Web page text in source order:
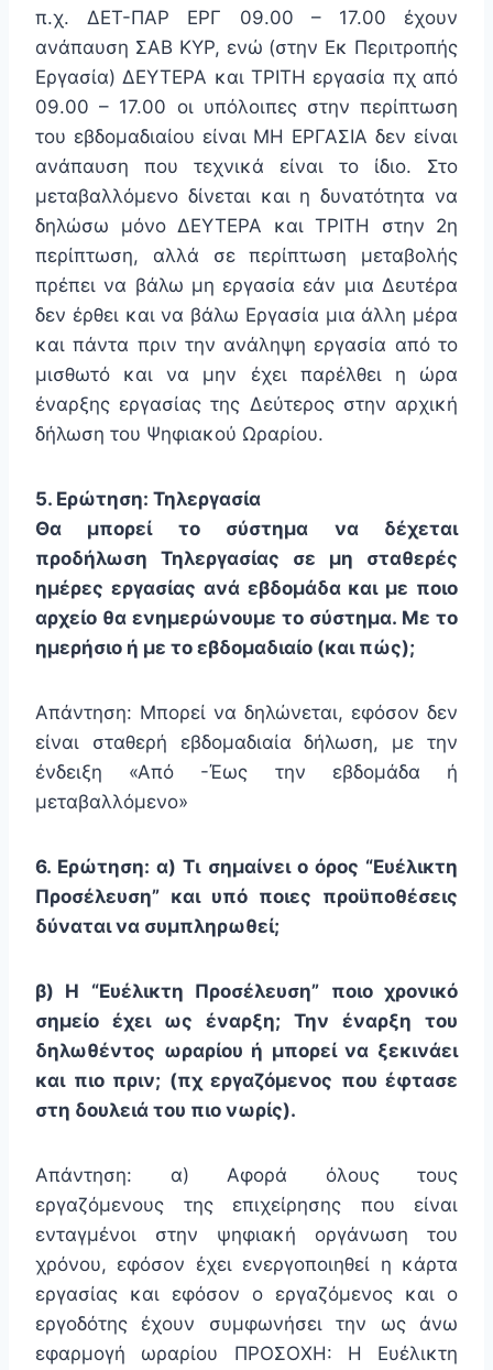
π.χ. ΔΕΤ-ΠΑΡ ΕΡΓ 09.00 – 17.00 έχουν
ανάπαυση ΣΑΒ ΚΥΡ, ενώ (στην Εκ Περιτροπής
Εργασία) ΔΕΥΤΕΡΑ και ΤΡΙΤΗ εργασία πχ από
09.00 – 17.00 οι υπόλοιπες στην περίπτωση
του εβδομαδιαίου είναι ΜΗ ΕΡΓΑΣΙΑ δεν είναι
ανάπαυση που τεχνικά είναι το ίδιο. Στο
μεταβαλλόμενο δίνεται και η δυνατότητα να
δηλώσω μόνο ΔΕΥΤΕΡΑ και ΤΡΙΤΗ στην 2η
περίπτωση, αλλά σε περίπτωση μεταβολής
πρέπει να βάλω μη εργασία εάν μια Δευτέρα
δεν έρθει και να βάλω Εργασία μια άλλη μέρα
και πάντα πριν την ανάληψη εργασία από το
μισθωτό και να μην έχει παρέλθει η ώρα
έναρξης εργασίας της Δεύτερος στην αρχική
δήλωση του Ψηφιακού Ωραρίου.
5. Ερώτηση: Τηλεργασία
Θα μπορεί το σύστημα να δέχεται
προδήλωση Τηλεργασίας σε μη σταθερές
ημέρες εργασίας ανά εβδομάδα και με ποιο
αρχείο θα ενημερώνουμε το σύστημα. Με το
ημερήσιο ή με το εβδομαδιαίο (και πώς);
Απάντηση: Μπορεί να δηλώνεται, εφόσον δεν
είναι σταθερή εβδομαδιαία δήλωση, με την
ένδειξη «Από -Έως την εβδομάδα ή
μεταβαλλόμενο»
6. Ερώτηση: α) Τι σημαίνει ο όρος “Ευέλικτη
Προσέλευση” και υπό ποιες προϋποθέσεις
δύναται να συμπληρωθεί;
β) Η “Ευέλικτη Προσέλευση” ποιο χρονικό
σημείο έχει ως έναρξη; Την έναρξη του
δηλωθέντος ωραρίου ή μπορεί να ξεκινάει
και πιο πριν; (πχ εργαζόμενος που έφτασε
στη δουλειά του πιο νωρίς).
Απάντηση: α) Αφορά όλους τους
εργαζόμενους της επιχείρησης που είναι
ενταγμένοι στην ψηφιακή οργάνωση του
χρόνου, εφόσον έχει ενεργοποιηθεί η κάρτα
εργασίας και εφόσον ο εργαζόμενος και ο
εργοδότης έχουν συμφωνήσει την ως άνω
εφαρμογή ωραρίου ΠΡΟΣΟΧΗ: Η Ευέλικτη